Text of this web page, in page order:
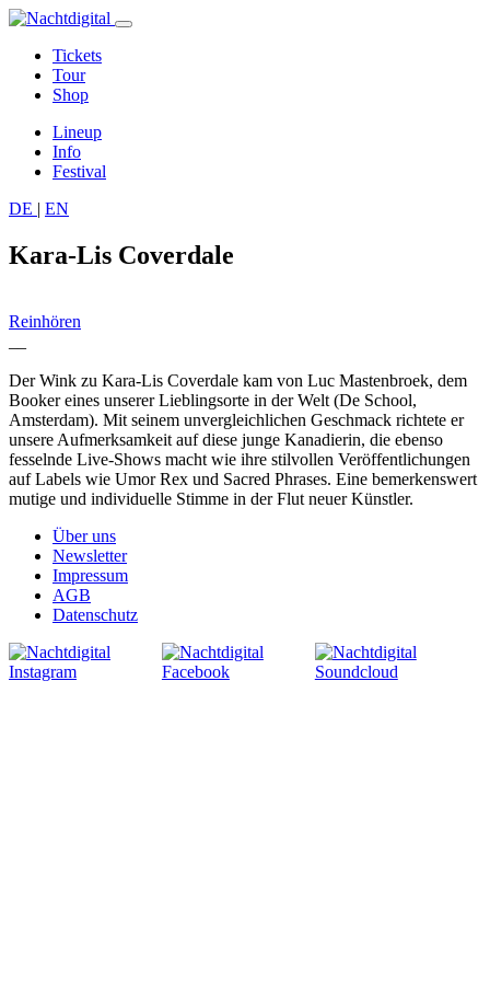
Tickets
Tour
Shop
Lineup
Info
Festival
DE | EN
Kara-Lis Coverdale
Reinhören
Der Wink zu Kara-Lis Coverdale kam von Luc Mastenbroek, dem
Booker eines unserer Lieblingsorte in der Welt (De School,
Amsterdam). Mit seinem unvergleichlichen Geschmack richtete er
unsere Aufmerksamkeit auf diese junge Kanadierin, die ebenso
fesselnde Live-Shows macht wie ihre stilvollen Veröffentlichungen
auf Labels wie Umor Rex und Sacred Phrases. Eine bemerkenswert
mutige und individuelle Stimme in der Flut neuer Künstler.
Über uns
Newsletter
Impressum
AGB
Datenschutz